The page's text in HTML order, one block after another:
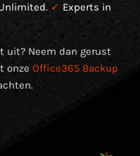
✓ Experts in
uit? Neem dan gerust
onze Office365 Backup